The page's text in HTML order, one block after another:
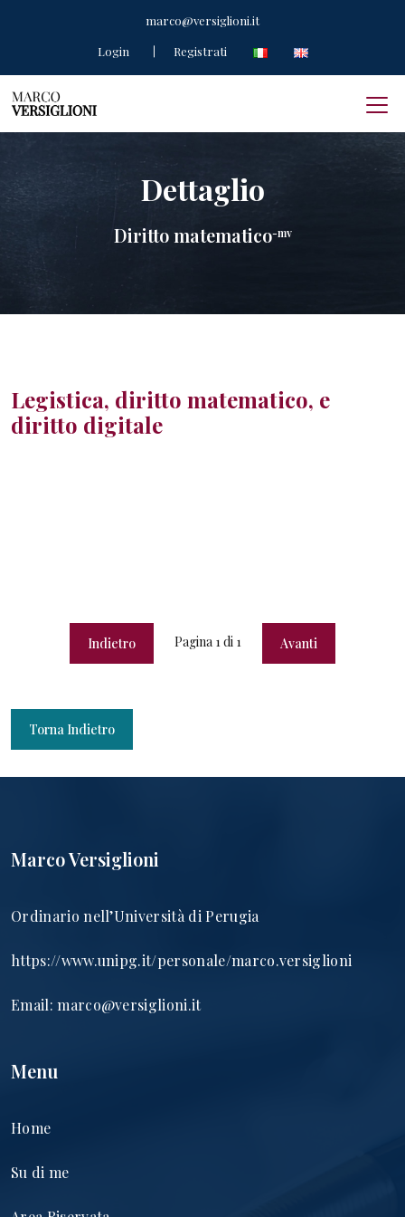
marco@versiglioni.it
Login
Registrati
Dettaglio
Diritto matematico-mv
Legistica, diritto matematico, e
diritto digitale
Indietro Pagina 1di 1 Avanti
Torna Indietro
Marco Versiglioni
Ordinario nell’Università di Perugia
https://www.unipg.it/personale/marco.versiglioni
Email:marco@versiglioni.it
Menu
Home
Su di me